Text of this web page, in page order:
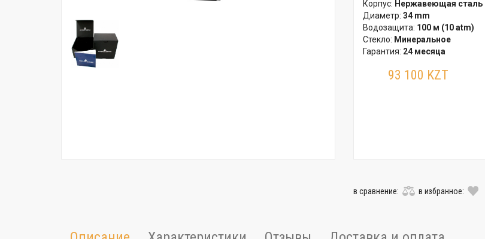
Корпус: Нержавеющая сталь
Диаметр: 34 mm
Водозащита: 100 м (10 atm)
Стекло: Минеральное
Гарантия: 24 месяца
93 100 KZT
в сравнение: в избранное: